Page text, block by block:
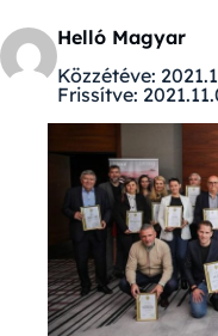
Helló Magyar
Közzétéve:
Frissítve: